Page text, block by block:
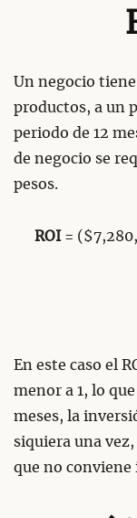
Un negocio
productos, a un
periodo de 12
de negocio se
pesos.
ROI=
En este caso el
menor a 1, lo
meses, la
siquiera una
que no